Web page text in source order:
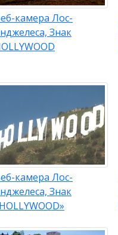
камера Лос-
Знак
камера Лос-
Знак